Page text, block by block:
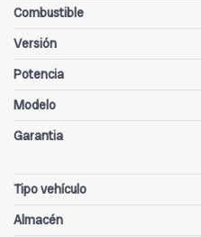
Combustible
Versión
Potencia
Modelo
Garantia
Tipo vehículo
Almacén